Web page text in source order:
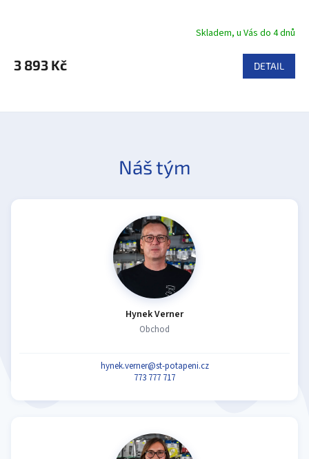
Skladem, u Vás do 4 dnů
3 893 Kč DETAIL
Náš tým
Hynek Verner
Obchod
hynek.verner@st-potapeni.cz
773 777 717